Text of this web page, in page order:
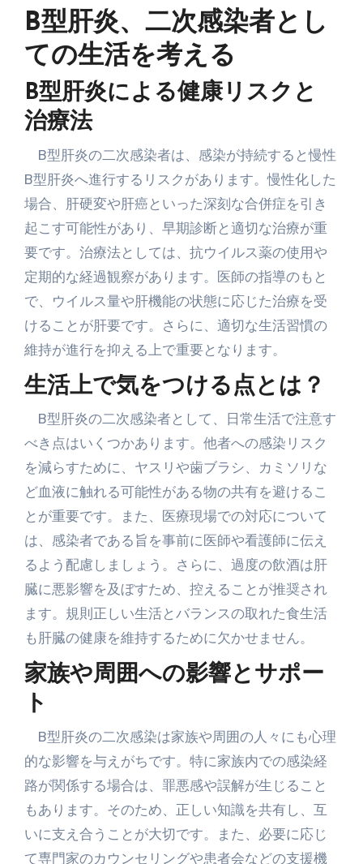
B型肝炎、二次感染者とし
ての生活を考える
B型肝炎による健康リスクと
治療法
B型肝炎の二次感染者は、感染が持続すると慢性
B型肝炎へ進行するリスクがあります。慢性化した
場合、肝硬変や肝癌といった深刻な合併症を引き
起こす可能性があり、早期診断と適切な治療が重
要です。治療法としては、抗ウイルス薬の使用や
定期的な経過観察があります。医師の指導のもと
で、ウイルス量や肝機能の状態に応じた治療を受
けることが肝要です。さらに、適切な生活習慣の
維持が進行を抑える上で重要となります。
生活上で気をつける点とは？
B型肝炎の二次感染者として、日常生活で注意す
べき点はいくつかあります。他者への感染リスク
を減らすために、ヤスリや歯ブラシ、カミソリな
ど血液に触れる可能性がある物の共有を避けるこ
とが重要です。また、医療現場での対応について
は、感染者である旨を事前に医師や看護師に伝え
るよう配慮しましょう。さらに、過度の飲酒は肝
臓に悪影響を及ぼすため、控えることが推奨され
ます。規則正しい生活とバランスの取れた食生活
も肝臓の健康を維持するために欠かせません。
家族や周囲への影響とサポー
ト
B型肝炎の二次感染は家族や周囲の人々にも心理
的な影響を与えがちです。特に家族内での感染経
路が関係する場合は、罪悪感や誤解が生じること
もあります。そのため、正しい知識を共有し、互
いに支え合うことが大切です。また、必要に応じ
て専門家のカウンセリングや患者会などの支援機